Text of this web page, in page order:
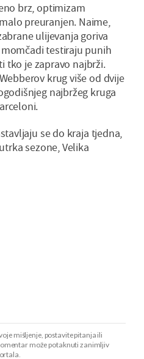
brz, optimizam
preuranjen. Naime,
ulijevanja goriva
testiraju punih
tko je zapravo najbrži.
krug više od dvije
najbržeg kruga
se do kraja tjedna,
sezone, Velika
mišljenje, postavite pitanja ili
može potaknuti zanimljiv